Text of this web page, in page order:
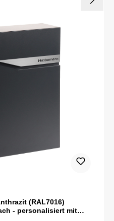
von 4.5 von 5 Sternen
(RAL7016)
- personalisiert mit